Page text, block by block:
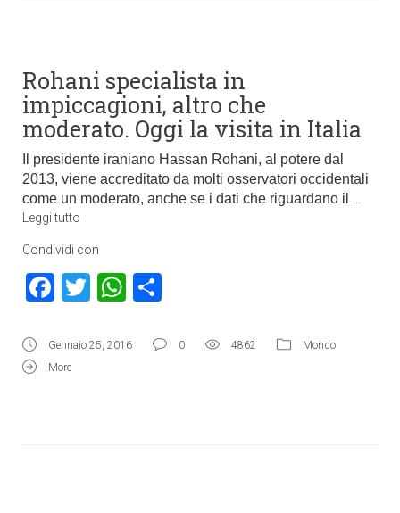
Rohani specialista in
impiccagioni, altro che
moderato. Oggi la visita in Italia
Il presidente iraniano Hassan Rohani, al potere dal
2013, viene accreditato da molti osservatori occidentali
come un moderato, anche se i dati che riguardano il
Leggi tutto
Condividi con
Facebook
TwitterWhatsApp
Gennaio 25, 2016 0 4862
Mondo
More